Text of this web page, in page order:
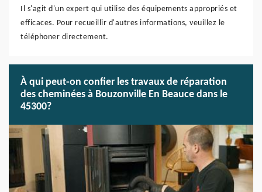
Il s'agit d'un expert qui utilise des équipements appropriés et
efficaces. Pour recueillir d'autres informations, veuillez le
téléphoner directement.
À qui peut-on confier les travaux de réparation
des cheminées à Bouzonville En Beauce dans le
45300?